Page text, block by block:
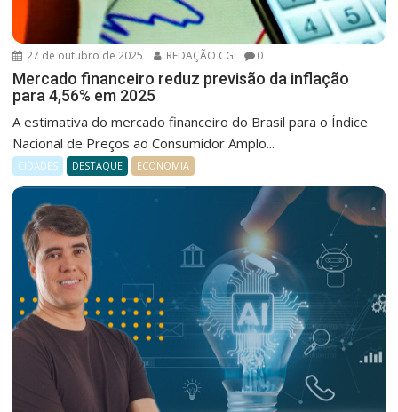
27 de outubro de 2025 REDAÇÃO CG 0
Mercado financeiro reduz previsão da inflação
para 4,56% em 2025
A estimativa do mercado financeiro do Brasil para o Índice
Nacional de Preços ao Consumidor Amplo...
CIDADES DESTAQUE ECONOMIA